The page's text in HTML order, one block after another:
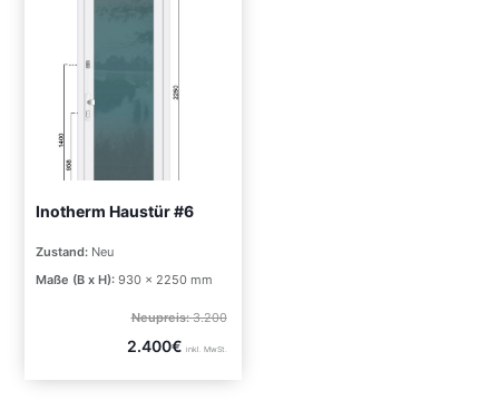
Inotherm Haustür #6
Zustand: Neu
Maße (B x H): 930 x 2250 mm
Neupreis:3.200
2.400€ inkl. MwSt.